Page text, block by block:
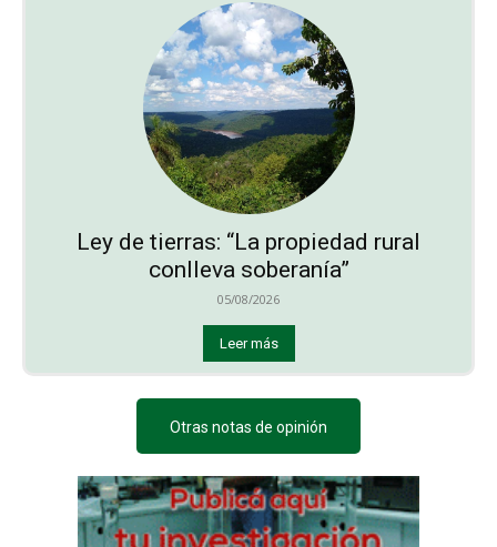
Ley de tierras: “La propiedad rural
conlleva soberanía”
05/08/2026
Leer más
Otras notas de opinión